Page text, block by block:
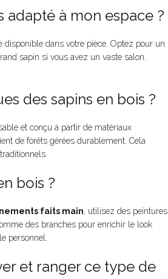
adapté à mon espace ?
disponible dans votre pièce. Optez pour un
sapin si vous avez un vaste salon.
des sapins en bois ?
et conçu à partir de matériaux
de forêts gérées durablement. Cela
bois ?
faits main, utilisez des peintures
des branches pour enrichir le look
personnel.
et ranger ce type de